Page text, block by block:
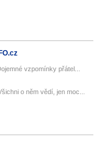
vzpomínky přátel...
o něm vědí, jen moc...